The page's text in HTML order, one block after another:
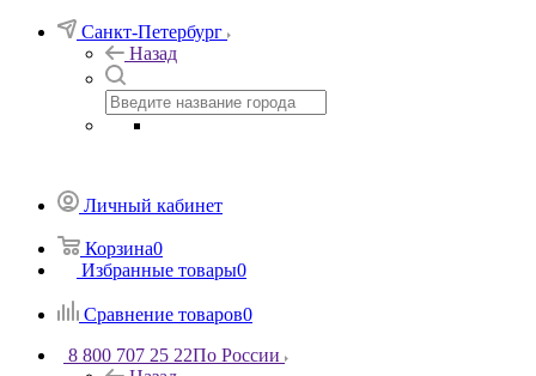
Санкт-Петербург
Назад
Личный кабинет
Корзина0
Избранные товары0
Сравнение товаров0
8 800 707 25 22По России